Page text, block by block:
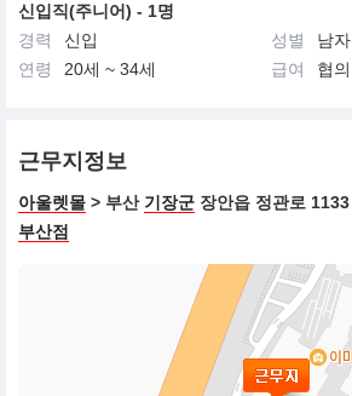
신입직(주니어) - 1명
경력
신입 성별
남자
연령
20세 ~ 34세 급여 협의
근무지정보
아울렛몰 > 부산 기장군 장안읍 정관로 1133
부산점